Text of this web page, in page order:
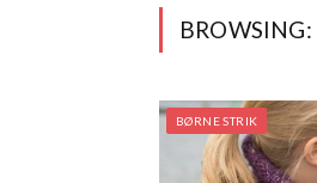
BROWSING:
BØRNE STRIK